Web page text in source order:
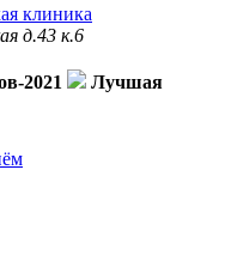
д.43 к.6
2021
Лучшая